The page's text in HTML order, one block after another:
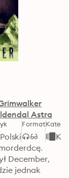
Astra
Polski
Format
December,
jednak